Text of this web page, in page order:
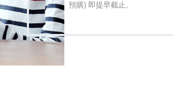
預購) 即提早截止。